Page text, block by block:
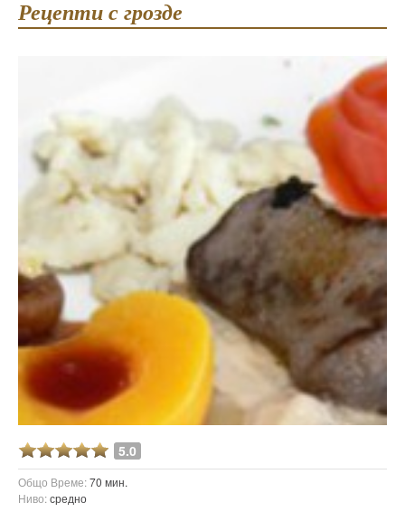
Рецепти с грозде
5.0
Общо Време:70 мин.
Ниво:средно